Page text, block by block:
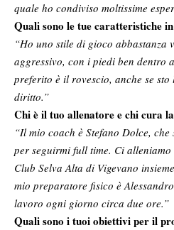
quale ho condiviso moltissime
Quali sono le tue caratteristiche
“Ho uno stile di gioco abbastanza
aggressivo, con i piedi ben dentro
preferito è il rovescio, anche se
diritto.”
Chi è il tuo allenatore e chi cura
“Il mio coach è Stefano Dolce,
per seguirmi full time. Ci
Club Selva Alta di Vigevano
mio preparatore fisico è
lavoro ogni giorno circa due ore.”
Quali sono i tuoi obiettivi per il